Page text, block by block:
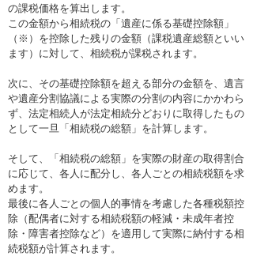
の課税価格を算出します。
この金額から相続税の「遺産に係る基礎控除額」
（※）を控除した残りの金額（課税遺産総額といい
ます）に対して、相続税が課税されます。
次に、その基礎控除額を超える部分の金額を、遺言
や遺産分割協議による実際の分割の内容にかかわら
ず、法定相続人が法定相続分どおりに取得したもの
として一旦「相続税の総額」を計算します。
そして、「相続税の総額」を実際の財産の取得割合
に応じて、各人に配分し、各人ごとの相続税額を求
めます。
最後に各人ごとの個人的事情を考慮した各種税額控
除（配偶者に対する相続税額の軽減・未成年者控
除・障害者控除など）を適用して実際に納付する相
続税額が計算されます。